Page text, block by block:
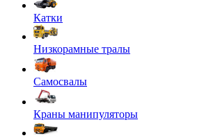
Катки
Низкорамные тралы
Самосвалы
Краны манипуляторы